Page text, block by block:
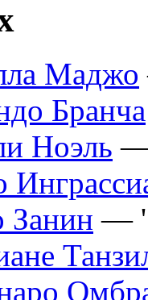
Маджо
Бранча
Ноэль
Занин — '